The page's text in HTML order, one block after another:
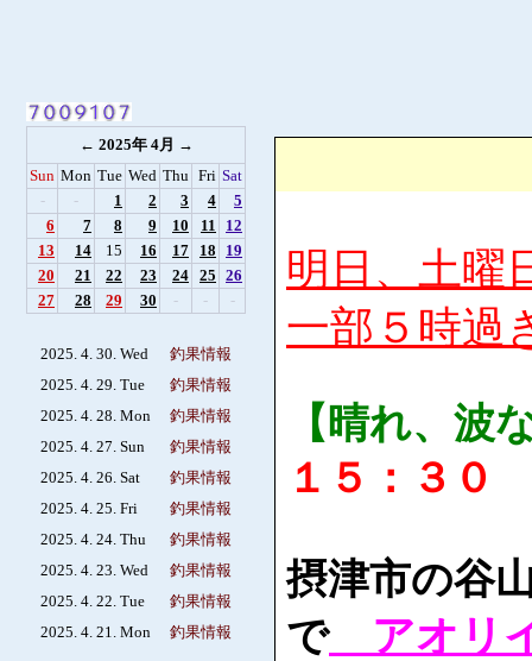
← 2025年 4月 →
Sun Mon Tue Wed Thu Fri Sat
-
- 1 2 3 4
5
6
7 8 9 10 11
12
13
14 15 16 17 18
19
20
21 22 23 24 25 26
27
28 29 30 - - -
2025. 4. 30. Wed
釣果情報
2025. 4. 29. Tue
釣果情報
2025. 4. 28. Mon
釣果情報
2025. 4. 27. Sun
釣果情報
2025. 4. 26. Sat
釣果情報
2025. 4. 25. Fri
釣果情報
2025. 4. 24. Thu
釣果情報
2025. 4. 23. Wed
釣果情報
2025. 4. 22. Tue
釣果情報
2025. 4. 21. Mon
釣果情報
明日、土曜
一部５時過
【晴れ、波
１５：３０
摂津市の谷
でアオリ